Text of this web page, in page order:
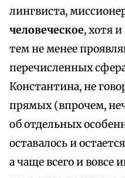
лингвиста,
человеческое, хотя
тем не менее
перечисленных
Константина, не
прямых (впрочем,
об отдельных
оставалось и
а чаще всего и вовсе